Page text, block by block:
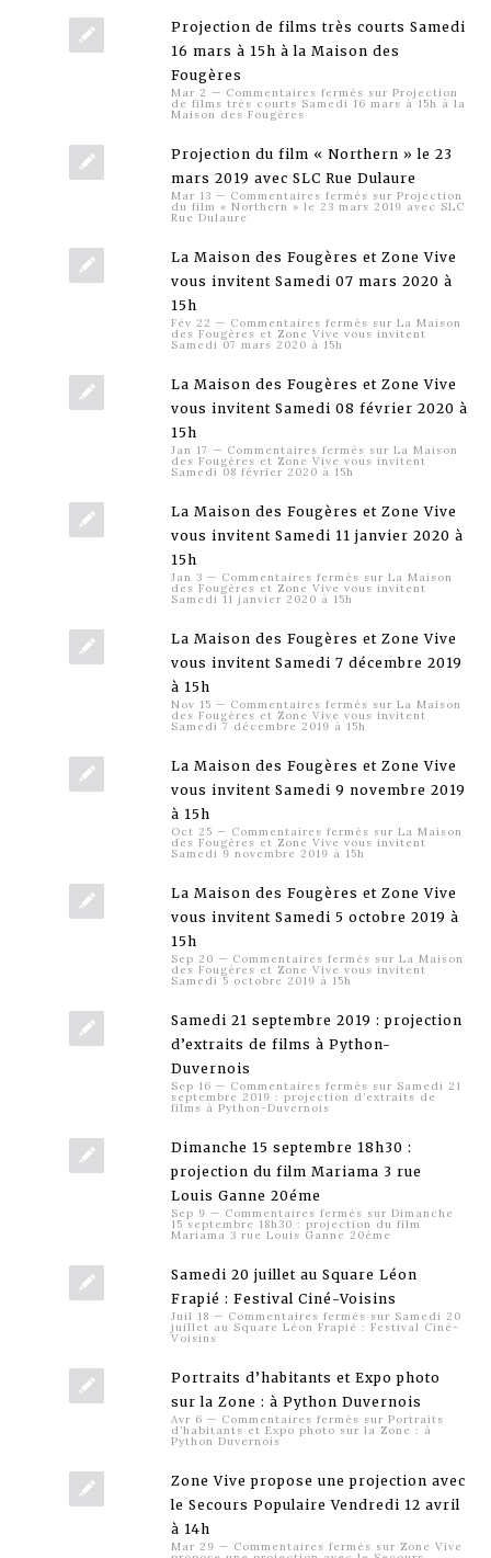
Projection de films très courts Samedi
16 mars à 15h à la Maison des
Fougères
Mar 2 — Commentaires fermés sur Projection
de films très courts Samedi 16 mars à 15h à la
Maison des Fougères
Projection du film « Northern » le 23
mars 2019 avec SLC Rue Dulaure
Mar 13 — Commentaires fermés sur Projection
du film « Northern » le 23 mars 2019 avec SLC
Rue Dulaure
La Maison des Fougères et Zone Vive
vous invitent Samedi 07 mars 2020 à
15h
Fév 22 — Commentaires fermés sur La Maison
des Fougères et Zone Vive vous invitent
Samedi 07 mars 2020 à 15h
La Maison des Fougères et Zone Vive
vous invitent Samedi 08 février 2020 à
15h
Jan 17 — Commentaires fermés sur La Maison
des Fougères et Zone Vive vous invitent
Samedi 08 février 2020 à 15h
La Maison des Fougères et Zone Vive
vous invitent Samedi 11 janvier 2020 à
15h
Jan 3 — Commentaires fermés sur La Maison
des Fougères et Zone Vive vous invitent
Samedi 11 janvier 2020 à 15h
La Maison des Fougères et Zone Vive
vous invitent Samedi 7 décembre 2019
à 15h
Nov 15 — Commentaires fermés sur La Maison
des Fougères et Zone Vive vous invitent
Samedi 7 décembre 2019 à 15h
La Maison des Fougères et Zone Vive
vous invitent Samedi 9 novembre 2019
à 15h
Oct 25 — Commentaires fermés sur La Maison
des Fougères et Zone Vive vous invitent
Samedi 9 novembre 2019 à 15h
La Maison des Fougères et Zone Vive
vous invitent Samedi 5 octobre 2019 à
15h
Sep 20 — Commentaires fermés sur La Maison
des Fougères et Zone Vive vous invitent
Samedi 5 octobre 2019 à 15h
Samedi 21 septembre 2019 : projection
d’extraits de films à Python-
Duvernois
Sep 16 — Commentaires fermés sur Samedi 21
septembre 2019 : projection d’extraits de
films à Python-Duvernois
Dimanche 15 septembre 18h30 :
projection du film Mariama 3 rue
Louis Ganne 20éme
Sep 9 — Commentaires fermés sur Dimanche
15 septembre 18h30 : projection du film
Mariama 3 rue Louis Ganne 20éme
Samedi 20 juillet au Square Léon
Frapié : Festival Ciné-Voisins
Juil 18 — Commentaires fermés sur Samedi 20
juillet au Square Léon Frapié : Festival Ciné-
Voisins
Portraits d’habitants et Expo photo
sur la Zone : à Python Duvernois
Avr 6 — Commentaires fermés sur Portraits
d’habitants et Expo photo sur la Zone : à
Python Duvernois
Zone Vive propose une projection avec
le Secours Populaire Vendredi 12 avril
à 14h
Mar 29 — Commentaires fermés sur Zone Vive